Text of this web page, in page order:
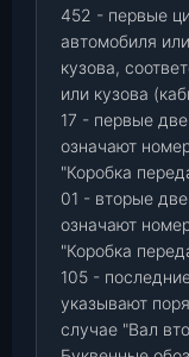
452 - первые
автомобиля
кузова,
или кузова
17 - первые
означают
"Коробка
01 - вторые
означают
"Коробка
105 -
указывают
случае "Вал